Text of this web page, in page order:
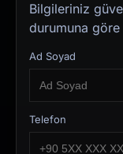
Bilgileriniz
durumuna göre
Ad Soyad
Telefon